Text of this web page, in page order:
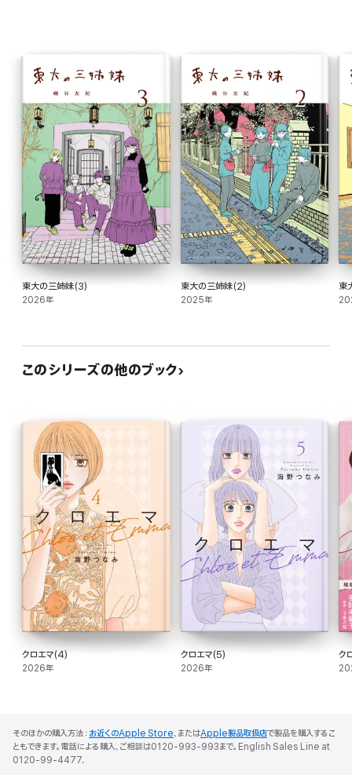
東大の三姉妹(3)
2026年
東大の三姉妹(2)
2025年
東
このシリーズの他のブック
クロエマ(4)
2026年
クロエマ(5)
2026年
ク
そのほかの購入方法： お近くのApple Store、またはApple製品取扱店で製品を購入するこ
ともできます。電話による購入、ご相談は0120-993-993まで。English Sales Line at
0120-99-4477.